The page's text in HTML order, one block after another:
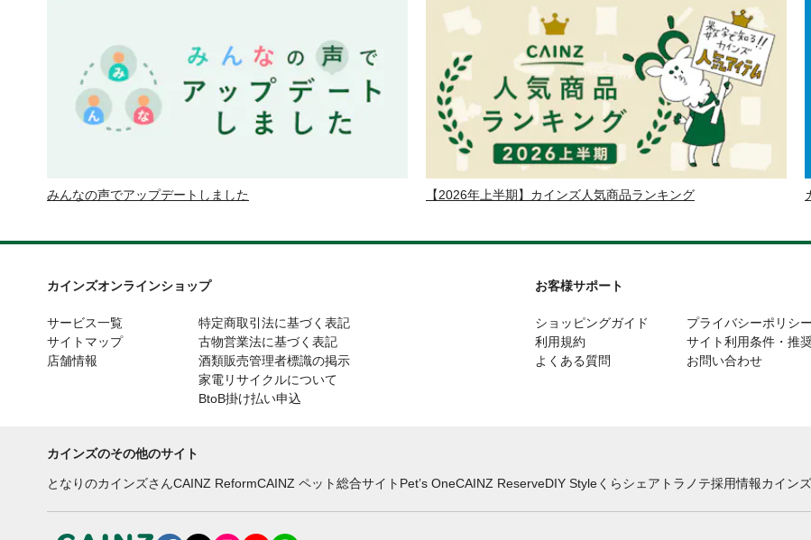
みんなの声でアップデートしました 【2026年上半期】カインズ人気商品ランキング
カインズオンラインショップ
サービス一覧
サイトマップ
店舗情報
特定商取引法に基づく表記
古物営業法に基づく表記
酒類販売管理者標識の掲示
家電リサイクルについて
BtoB掛け払い申込
お客様サポート
ショッピングガイド
利用規約
よくある質問
プライバシーポリシー
サイト利用条件・推
お問い合わせ
カインズのその他のサイト
となりのカインズさんCAINZ ReformCAINZ ペット総合サイト Pet’s OneCAINZ ReserveDIY Styleくらシェア トラノテ採用情報カイン